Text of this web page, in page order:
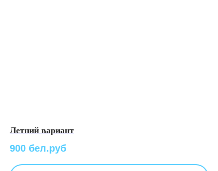
Летний вариант
900 бел.руб